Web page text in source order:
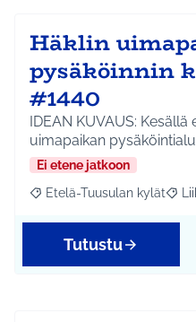
Häklin
pysäköinnin
#1440
IDEAN KUVAUS:
uimapaikan
Ei etene jatkoon
Rajaa tulokset aihepiirin
Etelä-Tuusulan kylät
Tutustu